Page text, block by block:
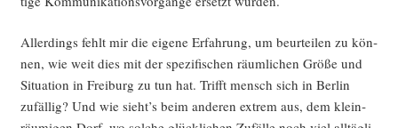
Aller­dings fehlt mir die eige­ne Erfah­rung, um beur­tei­len zu kön­
nen, wie weit dies mit der spe­zi­fi­schen räum­li­chen Grö­ße und
Situa­ti­on in Frei­burg zu tun hat. Trifft mensch sich in Ber­lin
zufäl­lig? Und wie sieht’s beim ande­ren extrem aus, dem klein­